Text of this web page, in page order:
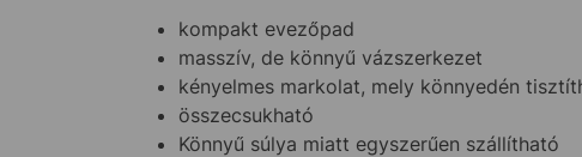
kompakt evezőpad
masszív, de könnyű vázszerkezet
kényelmes markolat, mely könnyedén
összecsukható
Könnyű súlya miatt egyszerűen szállítható